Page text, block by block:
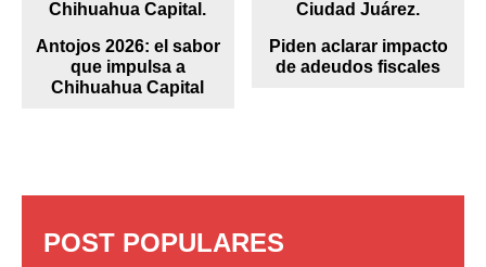
Antojos 2026: el sabor
que impulsa a
Chihuahua Capital
Piden aclarar impacto
de adeudos fiscales
POST POPULARES